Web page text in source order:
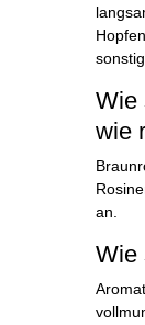
Wie
wie
an.
Wie